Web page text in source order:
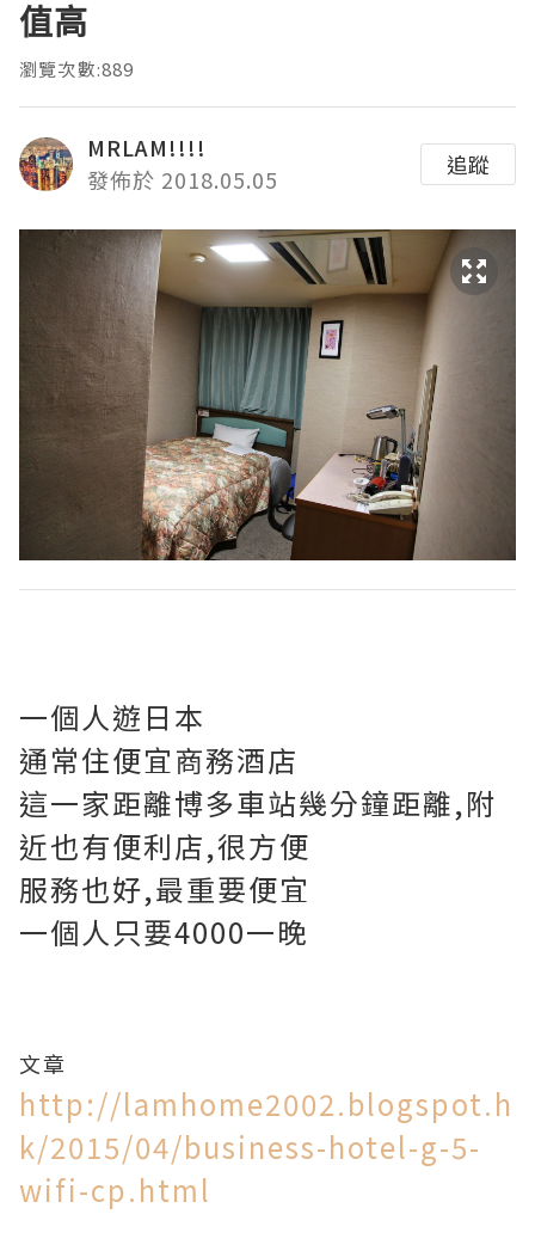
值高
瀏覽次數:889
MRLAM!!!!
發佈於 2018.05.05
追蹤
一個人遊日本
通常住便宜商務酒店
這一家距離博多車站幾分鐘距離,附
近也有便利店,很方便
服務也好,最重要便宜
一個人只要4000一晚
文章
http://lamhome2002.blogspot.h
k/2015/04/business-hotel-g-5-
wifi-cp.html